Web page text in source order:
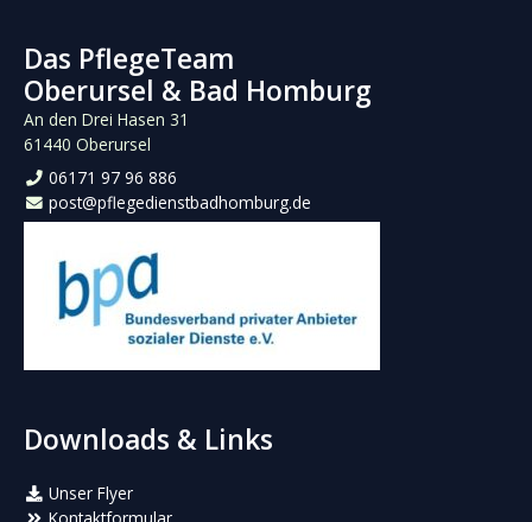
Das PflegeTeam
Oberursel & Bad Homburg
An den Drei Hasen 31
61440 Oberursel
06171 97 96 886
post@pflegedienstbadhomburg.de
Downloads & Links
Unser Flyer